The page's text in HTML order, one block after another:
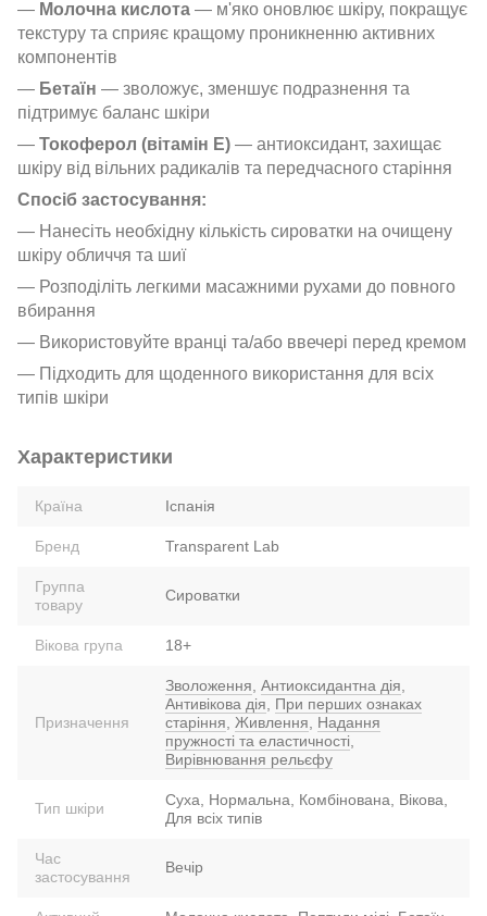
— Молочна кислота — м'яко оновлює шкіру, покращує
текстуру та сприяє кращому проникненню активних
компонентів
— Бетаїн — зволожує, зменшує подразнення та
підтримує баланс шкіри
— Токоферол (вітамін E) — антиоксидант, захищає
шкіру від вільних радикалів та передчасного старіння
Спосіб застосування:
— Нанесіть необхідну кількість сироватки на очищену
шкіру обличчя та шиї
— Розподіліть легкими масажними рухами до повного
вбирання
— Використовуйте вранці та/або ввечері перед кремом
— Підходить для щоденного використання для всіх
типів шкіри
Характеристики
Країна Іспанія
Бренд Transparent Lab
Группа
товару
Сироватки
Вікова група 18+
Призначення
Зволоження Антиоксидантна дія
Антивікова дія
При перших ознаках
старіння
Живлення
Надання
пружності та еластичності
Вирівнювання рельєфу
Тип шкіри
Суха, Нормальна, Комбінована, Вікова,
Для всіх типів
Час
застосування
Вечір